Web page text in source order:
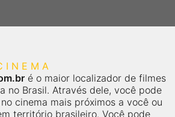
é o maior localizador de filmes
no Brasil. Através dele, você pode
cinema mais próximos a você ou
território brasileiro. Você pode